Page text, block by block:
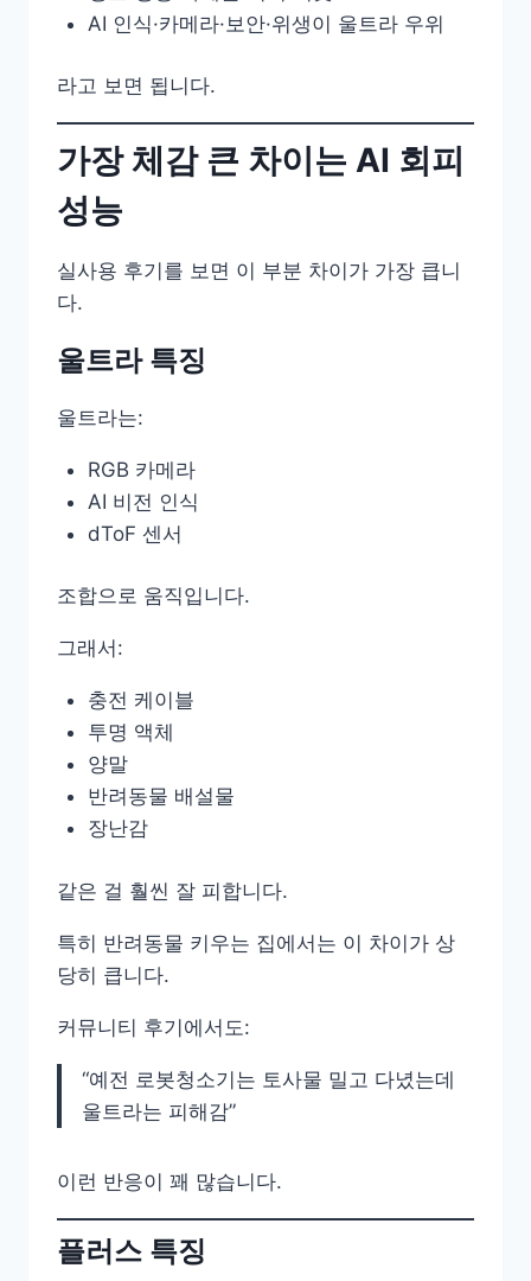
AI 인식·카메라·보안·위생이 울트라 우위
라고 보면 됩니다.
가장 체감 큰 차이는 AI 회피
성능
실사용 후기를 보면 이 부분 차이가 가장 큽니
다.
울트라 특징
울트라는:
RGB 카메라
AI 비전 인식
dToF 센서
조합으로 움직입니다.
그래서:
충전 케이블
투명 액체
양말
반려동물 배설물
장난감
같은 걸 훨씬 잘 피합니다.
특히 반려동물 키우는 집에서는 이 차이가 상
당히 큽니다.
커뮤니티 후기에서도:
“예전 로봇청소기는 토사물 밀고 다녔는데
울트라는 피해감”
이런 반응이 꽤 많습니다.
플러스 특징